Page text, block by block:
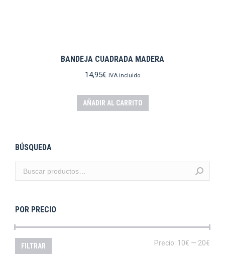
BANDEJA CUADRADA MADERA
14,95€ IVA incluido
AÑADIR AL CARRITO
BÚSQUEDA
POR PRECIO
FILTRAR Precio: 10€ — 20€